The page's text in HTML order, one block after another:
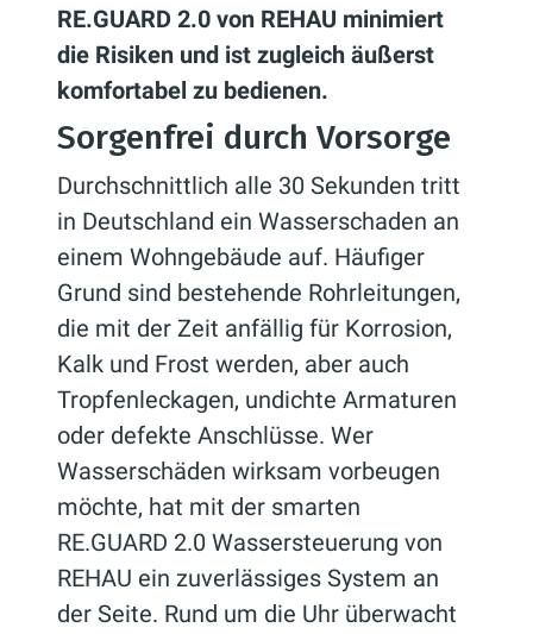
RE.GUARD 2.0 von REHAU minimiert
die Risiken und ist zugleich äußerst
komfortabel zu bedienen.
Sorgenfrei durch Vorsorge
Durchschnittlich alle 30 Sekunden tritt
in Deutschland ein Wasserschaden an
einem Wohngebäude auf. Häufiger
Grund sind bestehende Rohrleitungen,
die mit der Zeit anfällig für Korrosion,
Kalk und Frost werden, aber auch
Tropfenleckagen, undichte Armaturen
oder defekte Anschlüsse. Wer
Wasserschäden wirksam vorbeugen
möchte, hat mit der smarten
RE.GUARD 2.0 Wassersteuerung von
REHAU ein zuverlässiges System an
der Seite. Rund um die Uhr überwacht